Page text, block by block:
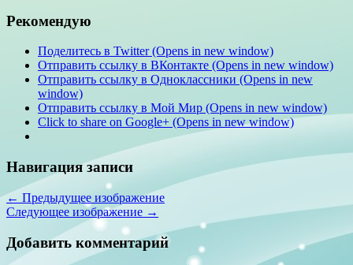
Рекомендую
Поделитесь в Twitter (Opens in new window)
Отправить ссылку в ВКонтакте (Opens in new window)
Отправить ссылку в Одноклассники (Opens in new
window)
Отправить ссылку в Мой Мир (Opens in new window)
Click to share on Google+ (Opens in new window)
Навигация записи
← Предыдущее изображение
Следующее изображение →
Добавить комментарий